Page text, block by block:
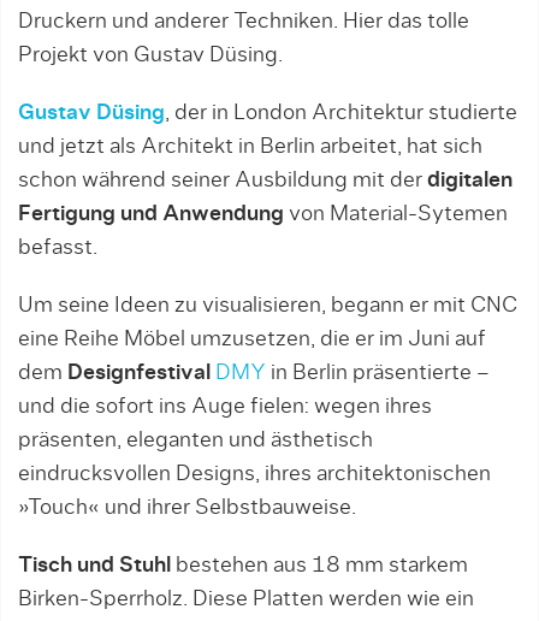
Druckern und anderer Techniken. Hier das tolle
Projekt von Gustav Düsing.
Gustav Düsing, der in London Architektur studierte
und jetzt als Architekt in Berlin arbeitet, hat sich
schon während seiner Ausbildung mit der digitalen
Fertigung und Anwendung von Material-Sytemen
befasst.
Um seine Ideen zu visualisieren, begann er mit CNC
eine Reihe Möbel umzusetzen, die er im Juni auf
dem Designfestival DMY in Berlin präsentierte –
und die sofort ins Auge fielen: wegen ihres
präsenten, eleganten und ästhetisch
eindrucksvollen Designs, ihres architektonischen
»Touch« und ihrer Selbstbauweise.
Tisch und Stuhl bestehen aus 18 mm starkem
Birken-Sperrholz. Diese Platten werden wie ein